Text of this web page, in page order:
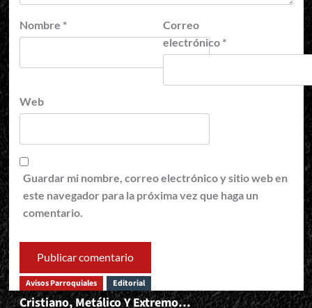
Nombre *
Correo
electrónico *
Web
Guardar mi nombre, correo electrónico y sitio web en
este navegador para la próxima vez que haga un
comentario.
Avisos Parroquiales Editorial
Cristiano, Metálico Y Extremo…